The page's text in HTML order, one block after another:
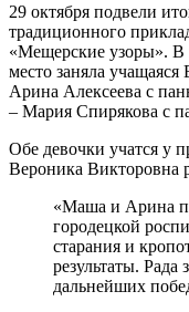
29 октября подвели
традиционного
«Мещерские узоры». В
место заняла
Арина Алексеева с
– Мария Спирякова с
Обе девочки учатся у
Вероника Викторовна
«Маша и Арина
городецкой
старания и
результаты.
дальнейших